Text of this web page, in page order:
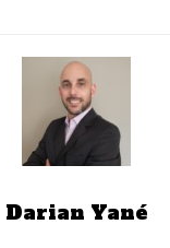
Darian Yané